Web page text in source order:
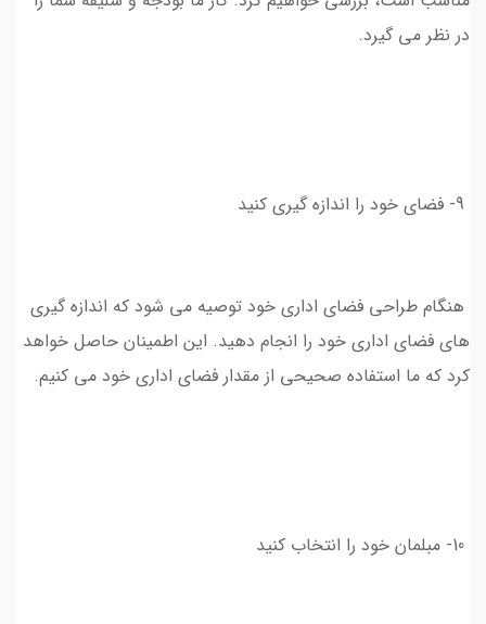
در نظر می گیرد.
هنگام طراحی فضای اداری خود توصیه می شود که اندازه گیری
های فضای اداری خود را انجام دهید. این اطمینان حاصل خواهد
کرد که ما استفاده صحیحی از مقدار فضای اداری خود می کنیم.